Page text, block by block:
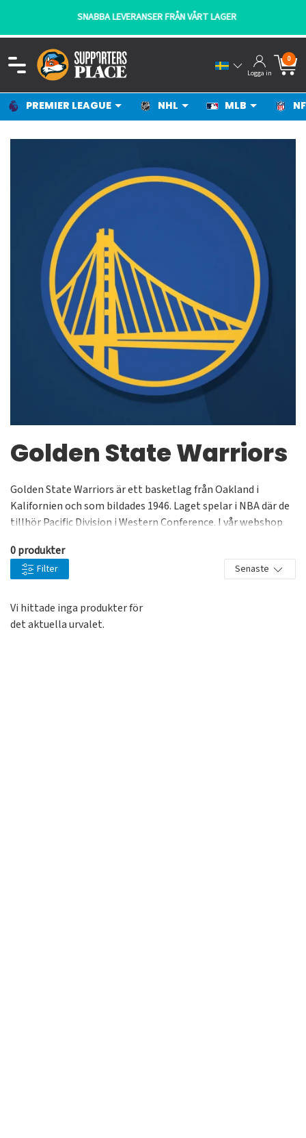
SNABBA LEVERANSER FRÅN VÅRT LAGER
Logga in
0
PREMIER LEAGUE NHL MLB
Golden State Warriors
Golden State Warriors är ett basketlag från Oakland i
Kalifornien och som bildades 1946. Laget spelar i NBA där de
tillhör Pacific Division i Western Conference. I vår webshop
till riktigt bra priser. Lägg till det att det är officiella
produkter från välkända varumärken med hög kvalitet och
sport.
0 produkter
Filter Senaste
Vi hittade inga produkter för
det aktuella urvalet.